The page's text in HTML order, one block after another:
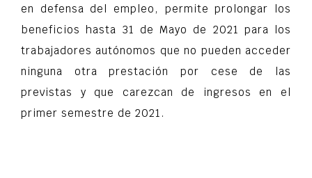
en defensa del empleo, permite prolongar los
beneficios hasta 31 de Mayo de 2021 para los
trabajadores autónomos que no pueden acceder
ninguna otra prestación por cese de las
previstas y que carezcan de ingresos en el
primer semestre de 2021.